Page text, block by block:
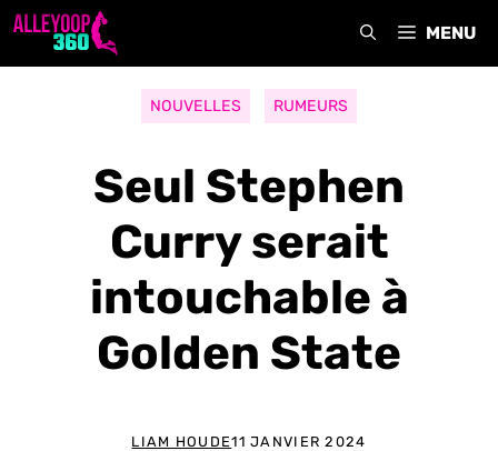
Aller
MENU
NOUVELLES RUMEURS
Seul Stephen
Curry serait
intouchable à
Golden State
LIAM HOUDE11 JANVIER 2024